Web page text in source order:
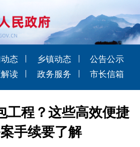
态 乡镇动态
公告公示
读 政务服务 市长信箱
工程？这些高效便捷
手续要了解